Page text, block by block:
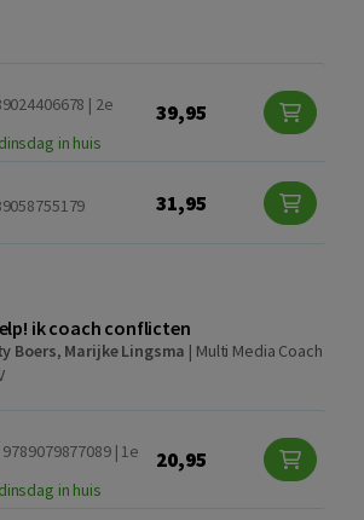
| 2e
in huis
39,95
31,95
ik coach conflicten
Boers, Marijke Lingsma | Multi Media Coach
| 1e
in huis
20,95